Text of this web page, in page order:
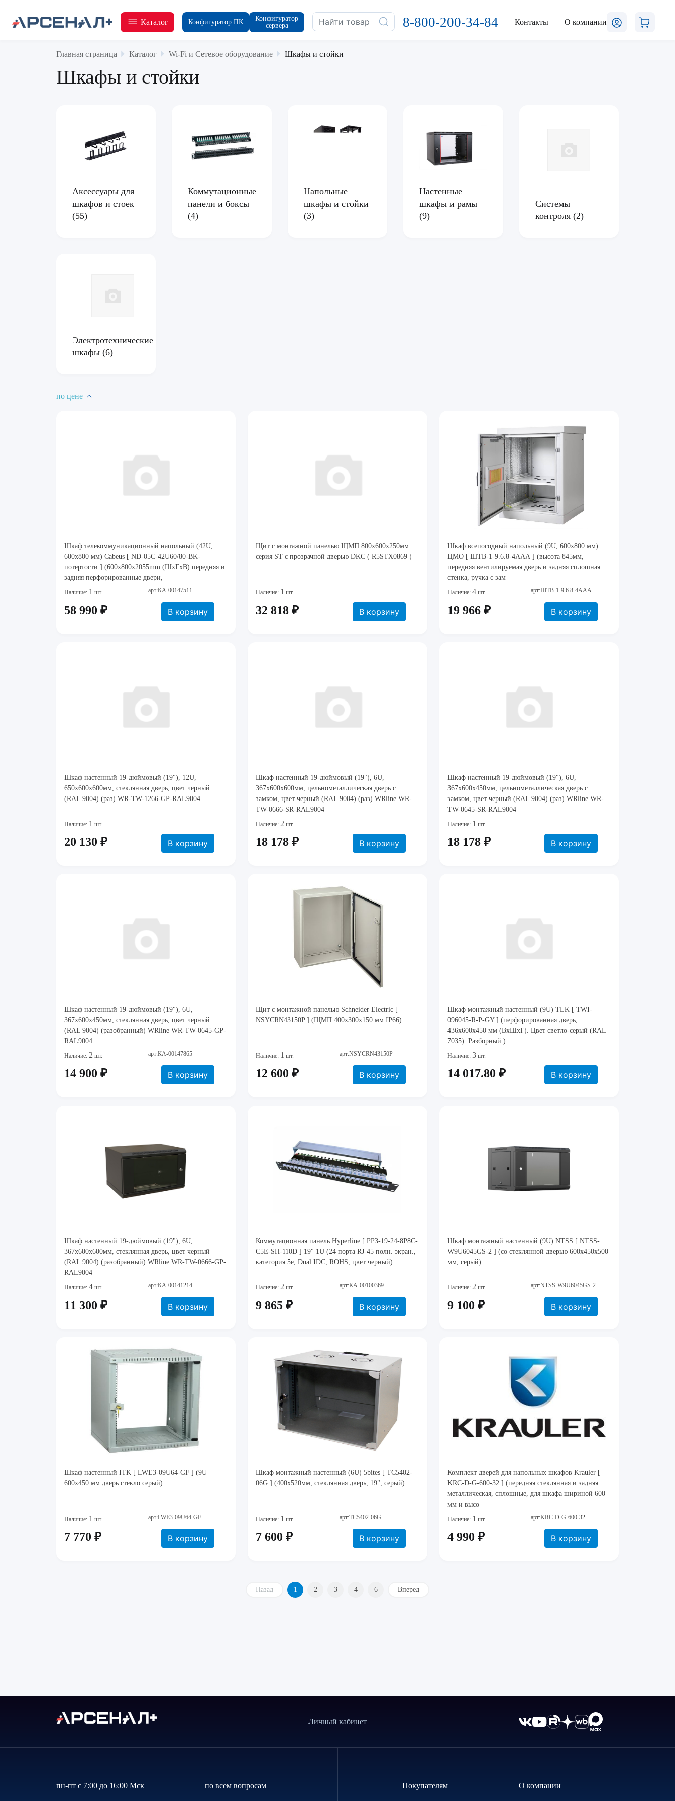
Каталог Конфигуратор ПК
Конфигуратор
сервера
8-800-200-34-84 Контакты О компании
Главная страница Каталог Wi-Fi и Сетевое оборудование Шкафы и стойки
Шкафы и стойки
Аксессуары для
шкафов и стоек
(55)
Коммутационные
панели и боксы
(4)
Напольные
шкафы и стойки
(3)
Настенные
шкафы и рамы
(9)
Системы
контроля (2)
Электротехнические
шкафы (6)
по цене
Шкаф телекоммуникационный напольный (42U,
600x800 мм) Cabeus [ ND-05C-42U60/80-BK-
потертости ] (600x800x2055mm (ШхГхВ) передняя и
задняя перфорированные двери,
Наличие: 1 шт. арт:КА-00147511
58 990 ₽ В корзину
Щит с монтажной панелью ЩМП 800x600x250мм
серия ST c прозрачной дверью DKC ( R5STX0869 )
Наличие: 1 шт.
32 818 ₽ В корзину
Шкаф всепогодный напольный (9U, 600x800 мм)
ЦМО [ ШТВ-1-9.6.8-4ААА ] (высота 845мм,
передняя вентилируемая дверь и задняя сплошная
стенка, ручка с зам
Наличие: 4шт. арт:ШТВ-1-9.6.8-4ААА
19 966 ₽ В корзину
Шкаф настенный 19-дюймовый (19"), 12U,
650x600х600мм, стеклянная дверь, цвет черный
(RAL 9004) (раз) WR-TW-1266-GP-RAL9004
Наличие: 1 шт.
20 130 ₽ В корзину
Шкаф настенный 19-дюймовый (19"), 6U,
367x600х600мм, цельнометаллическая дверь с
замком, цвет черный (RAL 9004) (раз) WRline WR-
TW-0666-SR-RAL9004
Наличие:2 шт.
18 178 ₽ В корзину
Шкаф настенный 19-дюймовый (19"), 6U,
367x600х450мм, цельнометаллическая дверь с
замком, цвет черный (RAL 9004) (раз) WRline WR-
TW-0645-SR-RAL9004
Наличие: 1 шт.
18 178 ₽ В корзину
Шкаф настенный 19-дюймовый (19"), 6U,
367x600х450мм, стеклянная дверь, цвет черный
(RAL 9004) (разобранный) WRline WR-TW-0645-GP-
RAL9004
Наличие: 2 шт. арт:КА-00147865
14 900 ₽ В корзину
Щит с монтажной панелью Schneider Electric [
NSYCRN43150P ] (ЩМП 400х300х150 мм IP66)
Наличие: 1 шт. арт:NSYCRN43150P
12 600 ₽ В корзину
Шкаф монтажный настенный (9U) TLK [ TWI-
096045-R-P-GY ] (перфорированная дверь,
436х600х450 мм (ВхШхГ). Цвет светло-серый (RAL
7035). Разборный.)
Наличие: 3шт.
14 017.80 ₽ В корзину
Шкаф настенный 19-дюймовый (19"), 6U,
367x600х600мм, стеклянная дверь, цвет черный
(RAL 9004) (разобранный) WRline WR-TW-0666-GP-
RAL9004
Наличие: 4 шт. арт:КА-00141214
11 300 ₽ В корзину
Коммутационная панель Hyperline [ PP3-19-24-8P8C-
C5E-SH-110D ] 19" 1U (24 порта RJ-45 полн. экран.,
категория 5e, Dual IDC, ROHS, цвет черный)
Наличие:2 шт. арт:КА-00100369
9 865 ₽ В корзину
Шкаф монтажный настенный (9U) NTSS [ NTSS-
W9U6045GS-2 ] (cо стеклянной дверью 600х450х500
мм, серый)
Наличие: 2 шт. арт:NTSS-W9U6045GS-2
9 100 ₽ В корзину
Шкаф настенный ITK [ LWE3-09U64-GF ] (9U
600x450 мм дверь стекло серый)
Наличие: 1 шт. арт:LWE3-09U64-GF
7 770 ₽ В корзину
Шкаф монтажный настенный (6U) 5bites [ TC5402-
06G ] (400х520мм, стеклянная дверь, 19", серый)
Наличие: 1 шт. арт:TC5402-06G
7 600 ₽ В корзину
Комплект дверей для напольных шкафов Krauler [
KRC-D-G-600-32 ] (передняя стеклянная и задняя
металлическая, сплошные, для шкафа шириной 600
мм и высо
Наличие: 1 шт. арт:KRC-D-G-600-32
4 990 ₽ В корзину
Назад 1 2 3 4 6 Вперед
Личный кабинет
пн-пт с 7:00 до 16:00 Мск по всем вопросам Покупателям О компании